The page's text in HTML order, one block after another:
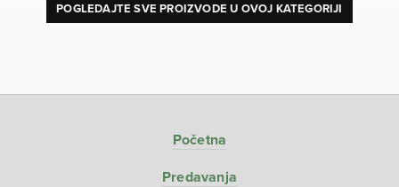
POGLEDAJTE SVE PROIZVODE U OVOJ KATEGORIJI
Početna
Predavanja